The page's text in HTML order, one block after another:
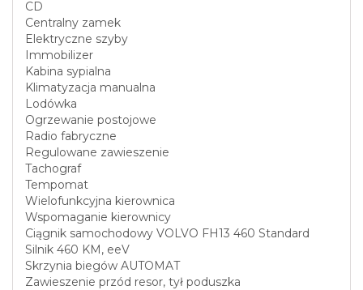
CD
Centralny zamek
Elektryczne szyby
Immobilizer
Kabina sypialna
Klimatyzacja manualna
Lodówka
Ogrzewanie postojowe
Radio fabryczne
Regulowane zawieszenie
Tachograf
Tempomat
Wielofunkcyjna kierownica
Wspomaganie kierownicy
Ciągnik samochodowy VOLVO FH13 460 Standard
Silnik 460 KM, eeV
Skrzynia biegów AUTOMAT
Zawieszenie przód resor, tył poduszka